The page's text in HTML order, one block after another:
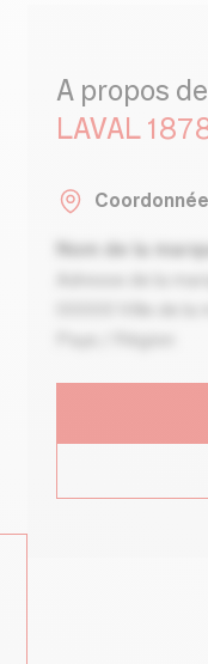
A propos
LAVAL
Nom de la
Adresse de la